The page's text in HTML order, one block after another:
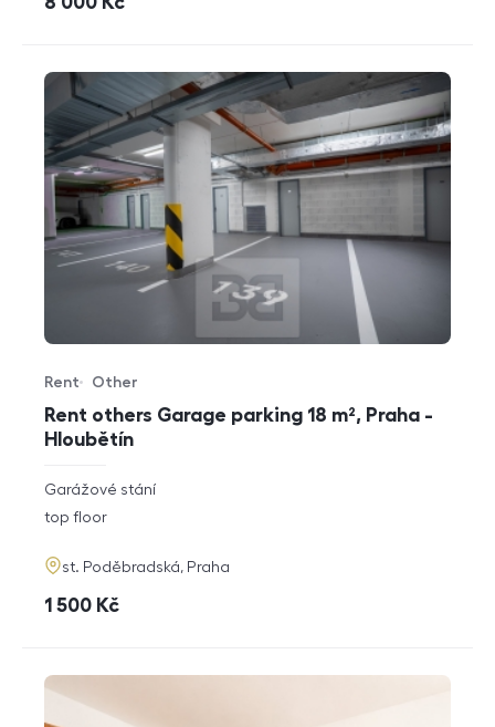
Rent others Garage parking 18 m², Praha -
Hloubětín
Offer type
Rent
Property type
Other
rozměry
disposition
Garážové stání
funkce
top floor
adresa
st. Poděbradská, Praha
cena
1 500 Kč